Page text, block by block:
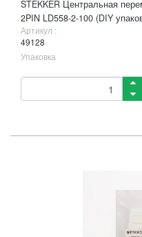
STEKKER Центральная
2PIN LD558-2-100 (DIY
Артикул :
49128
Упаковка